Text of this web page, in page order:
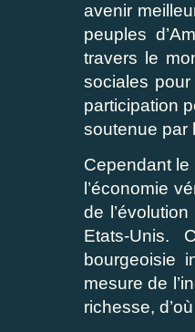
avenir
peuples
travers le
sociales
participation
soutenue par
Cependant le
l’économie
de
Etats-Unis.
bourgeoisie
mesure de
richesse,